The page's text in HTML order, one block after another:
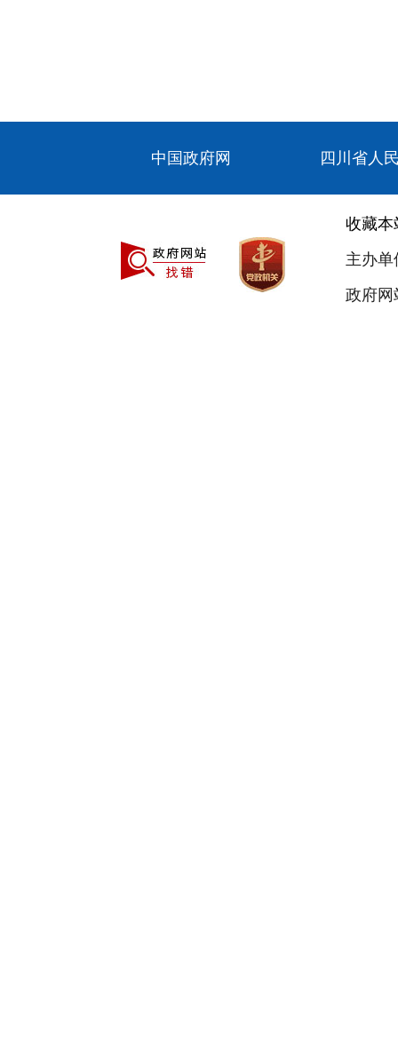
中国政府网 四川省人
收藏本
主办
政府网